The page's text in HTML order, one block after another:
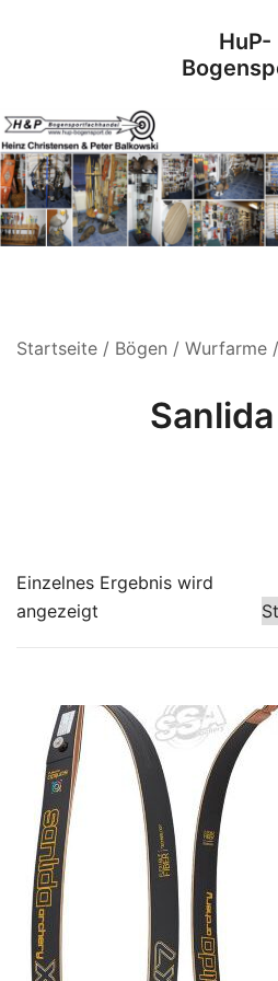
HuP-
Startseite / Bögen / Wurfarme
Einzelnes Ergebnis wird
angezeigt